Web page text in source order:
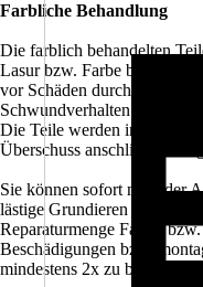
Farbliche Behandlung
Die farblich behandelten
Lasur bzw. Farbe
vor Schäden durch UV-
Schwundverhalten und läßt
Die Teile werden im Werk
Überschuss anschließend
Sie können sofort nach der
lästige Grundieren und
Reparaturmenge Farbe,
Beschädigungen bzw.
mindestens 2x zu behandeln.